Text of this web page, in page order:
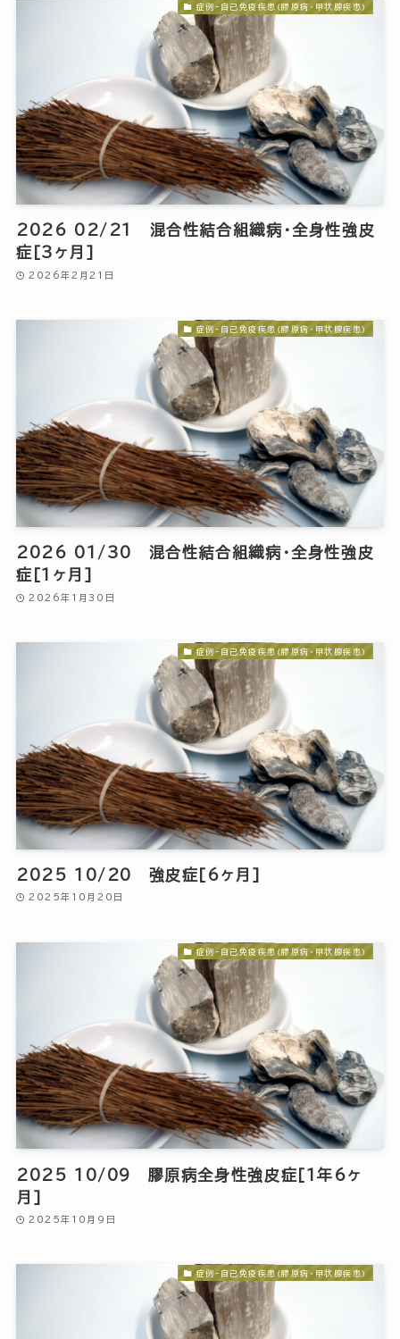
症例-自己免疫疾患(膠原病・甲状腺疾患)
2026 02/21 混合性結合組織病・全身性強皮
症[3ヶ月]
2026年2月21日
症例-自己免疫疾患(膠原病・甲状腺疾患)
2026 01/30 混合性結合組織病・全身性強皮
症[1ヶ月]
2026年1月30日
症例-自己免疫疾患(膠原病・甲状腺疾患)
2025 10/20 強皮症[6ヶ月]
2025年10月20日
症例-自己免疫疾患(膠原病・甲状腺疾患)
2025 10/09 膠原病全身性強皮症[1年6ヶ
月]
2025年10月9日
症例-自己免疫疾患(膠原病・甲状腺疾患)